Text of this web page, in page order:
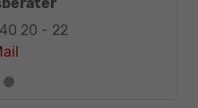
Techniker-Meister
20 - 32